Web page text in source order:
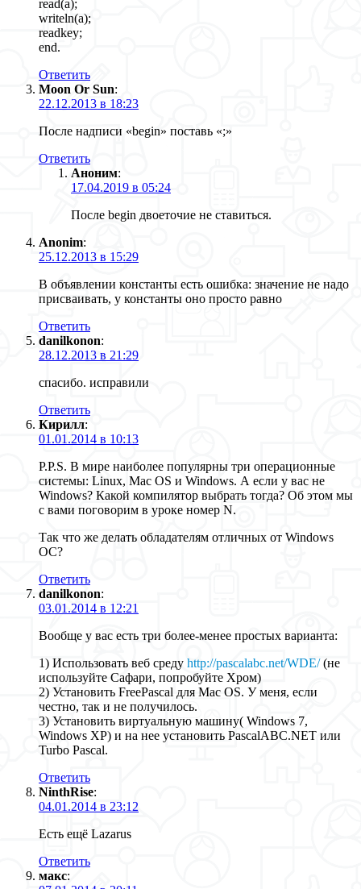
read(a);
writeln(a);
readkey;
end.
Ответить
Moon Or Sun:
22.12.2013 в 18:23
После надписи «begin» поставь «;»
Ответить
Аноним:
17.04.2019 в 05:24
После begin двоеточие не ставиться.
Anonim:
25.12.2013 в 15:29
В объявлении константы есть ошибка: значение не надо
присваивать, у константы оно просто равно
Ответить
danilkonon:
28.12.2013 в 21:29
спасибо. исправили
Ответить
Кирилл:
01.01.2014 в 10:13
P.P.S. В мире наиболее популярны три операционные
системы: Linux, Mac OS и Windows. А если у вас не
Windows? Какой компилятор выбрать тогда? Об этом мы
с вами поговорим в уроке номер N.
Так что же делать обладателям отличных от Windows
ОС?
Ответить
danilkonon:
03.01.2014 в 12:21
Вообще у вас есть три более-менее простых варианта:
1) Использовать веб среду http://pascalabc.net/WDE/(не
используйте Сафари, попробуйте Хром)
2) Установить FreePascal для Mac OS. У меня, если
честно, так и не получилось.
3) Установить виртуальную машину( Windows 7,
Windows XP) и на нее установить PascalABC.NET или
Turbo Pascal.
Ответить
NinthRise:
04.01.2014 в 23:12
Есть ещё Lazarus
Ответить
макс: